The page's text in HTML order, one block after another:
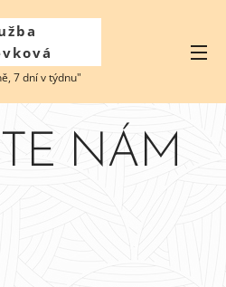
7 dní v týdnu"
NÁM